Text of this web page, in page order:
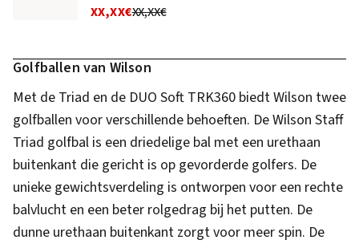
XX,XX€XX,XX€
Golfballen van Wilson
Met de Triad en de DUO Soft TRK360 biedt Wilson twee
golfballen voor verschillende behoeften. De Wilson Staff
Triad golfbal is een driedelige bal met een urethaan
buitenkant die gericht is op gevorderde golfers. De
unieke gewichtsverdeling is ontworpen voor een rechte
balvlucht en een beter rolgedrag bij het putten. De
dunne urethaan buitenkant zorgt voor meer spin. De